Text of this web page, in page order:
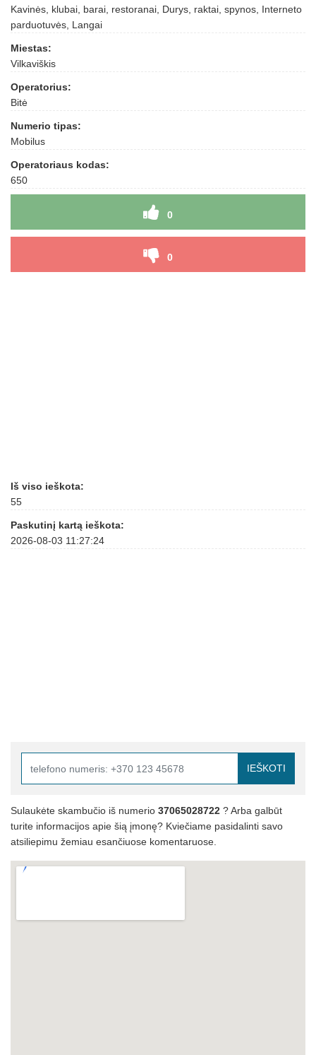
Kavinės, klubai, barai, restoranai, Durys, raktai, spynos, Interneto
parduotuvės, Langai
Miestas:
Vilkaviškis
Operatorius:
Bitė
Numerio tipas:
Mobilus
Operatoriaus kodas:
650
0
0
Iš viso ieškota:
55
Paskutinį kartą ieškota:
2026-08-03 11:27:24
IEŠKOTI
Sulaukėte skambučio iš numerio 37065028722 ? Arba galbūt
turite informacijos apie šią įmonę? Kviečiame pasidalinti savo
atsiliepimu žemiau esančiuose komentaruose.